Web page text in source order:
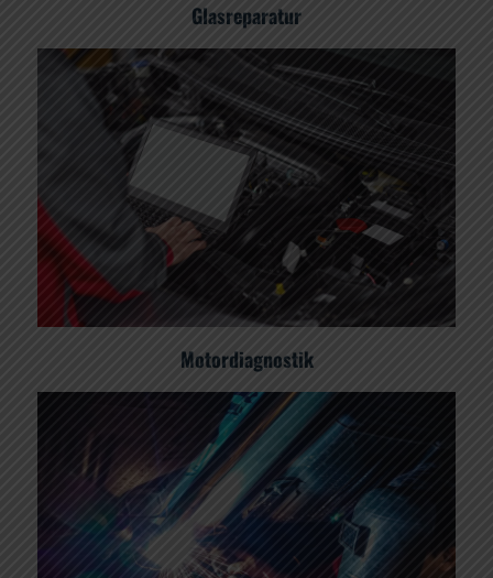
Glasreparatur
Motordiagnostik